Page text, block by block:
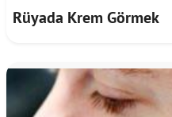
Rüyada Krem Görmek